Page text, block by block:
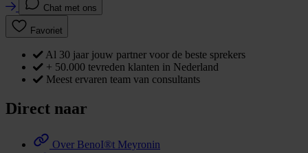
Chat met ons
Favoriet
Al 30 jaar jouw partner voor de beste sprekers
+ 50.000 tevreden klanten in Nederland
Meest ervaren team van consultants
Direct naar
Over BenoI®t Meyronin